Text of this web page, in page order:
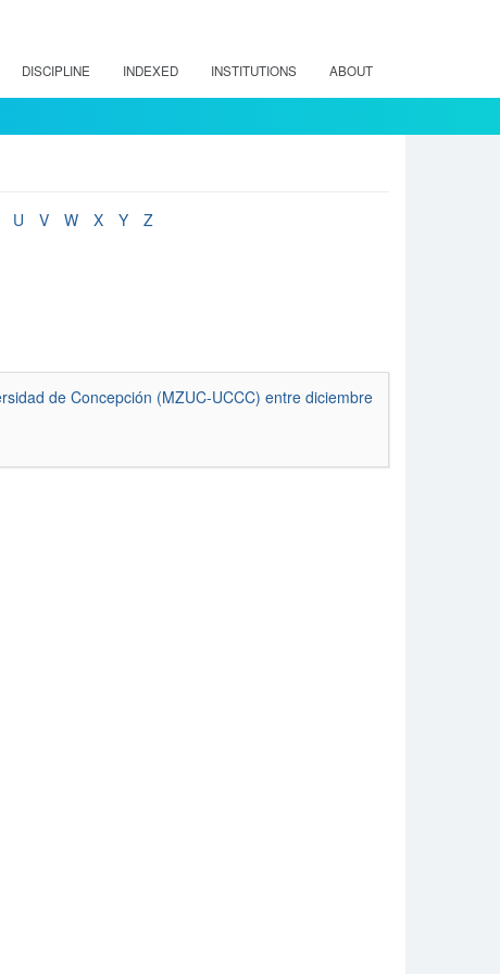
DISCIPLINE INDEXED INSTITUTIONS ABOUT
U V W X Y
Z
de Concepción (MZUC-UCCC) entre diciembre